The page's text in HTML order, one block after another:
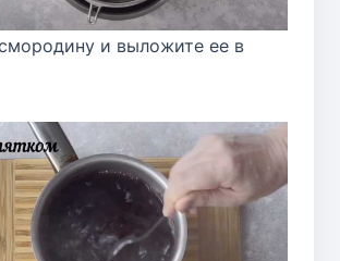
и выложите ее в